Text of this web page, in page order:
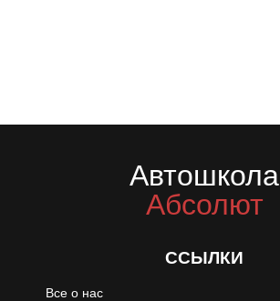
Автошкола
Абсолют
ССЫЛКИ
Все о нас